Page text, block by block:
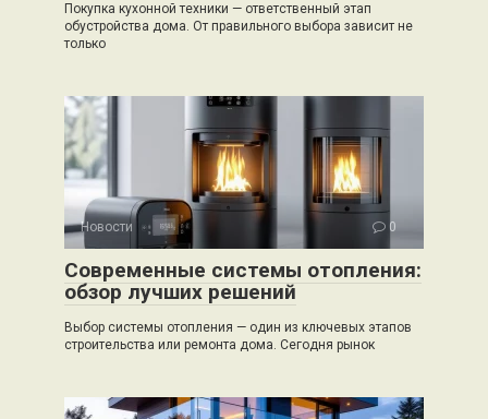
Покупка кухонной техники — ответственный этап
обустройства дома. От правильного выбора зависит не
только
Новости 0
Современные системы отопления:
обзор лучших решений
Выбор системы отопления — один из ключевых этапов
строительства или ремонта дома. Сегодня рынок